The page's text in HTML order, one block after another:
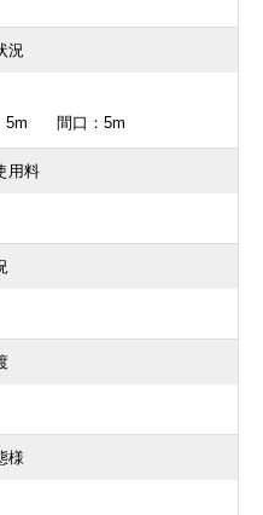
況
5m 間口：5m
用料
様